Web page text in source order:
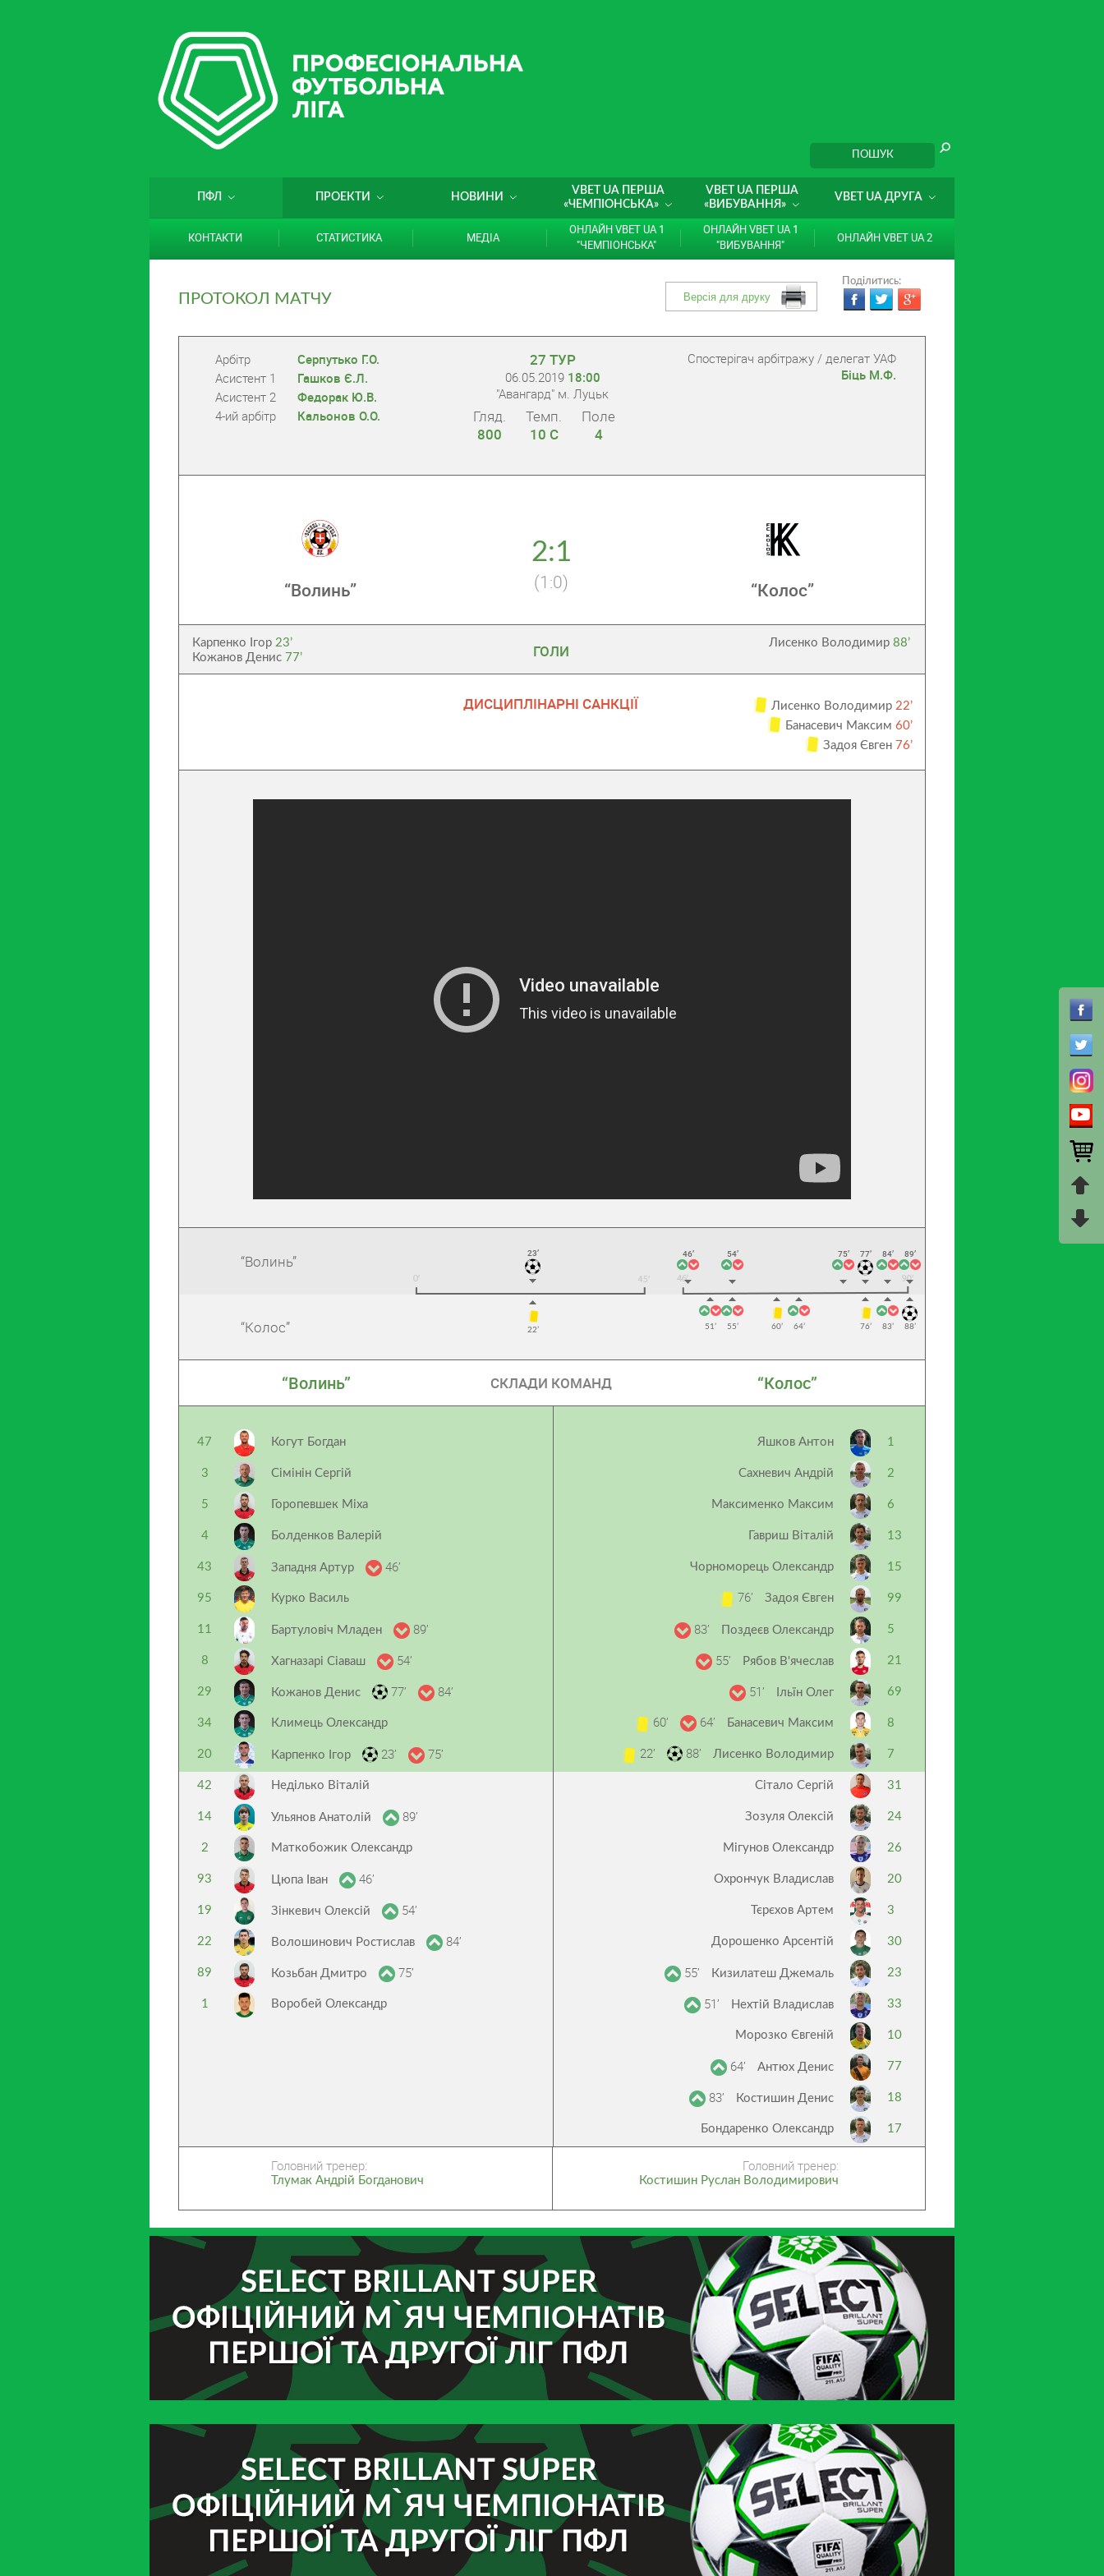
ПФЛ ПРОЕКТИ НОВИНИ
VBET UA ПЕРША
«ЧЕМПІОНСЬКА»
VBET UA ПЕРША
«ВИБУВАННЯ»
VBET UA ДРУГА
КОНТАКТИ СТАТИСТИКА МЕДІА
ОНЛАЙН VBET UA 1
"ЧЕМПІОНСЬКА"
ОНЛАЙН VBET UA 1
"ВИБУВАННЯ"
ОНЛАЙН VBET UA 2
ПРОТОКОЛ МАТЧУ
Поділитись:
Арбітр
Серпутько Г.О.
Асистент 1
Гашков Є.Л.
Асистент 2
Федорак Ю.В.
4-ий арбітр
Кальонов О.О.
27 ТУР
06.05.2019 18:00
"Авангард" м. Луцьк
Гляд.
800
Темп.
10 С
Поле
4
Cпостерігач арбітражу / делегат УАФ
Біць М.Ф.
“Волинь”
2:1
(1:0) “Колос”
Карпенко Ігор23’
Кожанов Денис 77’ ГОЛИ Лисенко Володимир 88’
ДИСЦИПЛІНАРНІ САНКЦІЇ Лисенко Володимир 22’
Банасевич Максим 60’
Задоя Євген 76’
“Волинь”
“Колос”
23’
22’
46’ 54’ 75’ 77’ 84’ 89’
51’ 55’ 60’ 64’ 76’ 83’ 88’
“Волинь” СКЛАДИ КОМАНД “Колос”
47 Когут Богдан Яшков Антон 1
3 Сімінін Сергій Сахневич Андрій 2
5 Горопевшек Міха Максименко Максим 6
4 Болденков Валерій Гавриш Віталій 13
43 Западня Артур 46’ Чорноморець Олександр 15
95 Курко Василь 76’ Задоя Євген 99
11 Бартуловіч Младен 89’ 83’ Поздеєв Олександр 5
8 Хагназарі Сіаваш 54’ 55’ Рябов В'ячеслав 21
29 Кожанов Денис 77’ 84’ 51’ Ільїн Олег 69
34 Климець Олександр 60’ 64’ Банасевич Максим 8
20 Карпенко Ігор 23’ 75’ 22’ 88’ Лисенко Володимир 7
42 Неділько Віталій Сітало Сергій 31
14 Ульянов Анатолій 89’ Зозуля Олексій 24
2 Маткобожик Олександр Мігунов Олександр 26
93 Цюпа Іван 46’ Охрончук Владислав 20
19 Зінкевич Олексій 54’ Тєрєхов Артем 3
22 Волошинович Ростислав 84’ Дорошенко Арсентій 30
89 Козьбан Дмитро 75’ 55’ Кизилатеш Джемаль 23
1 Воробей Олександр 51’ Нехтій Владислав 33
Морозко Євгеній 10
64’ Антюх Денис 77
83’ Костишин Денис 18
Бондаренко Олександр 17
Головний тренер: Головний тренер:
Тлумак Андрій Богданович Костишин Руслан Володимирович